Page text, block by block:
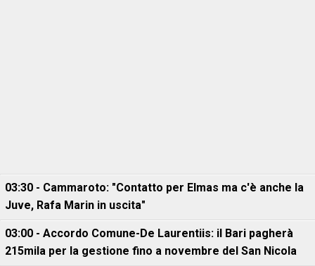
03:30 - Cammaroto: "Contatto per Elmas ma c'è anche la
Juve, Rafa Marin in uscita"
03:00 - Accordo Comune-De Laurentiis: il Bari pagherà
215mila per la gestione fino a novembre del San Nicola